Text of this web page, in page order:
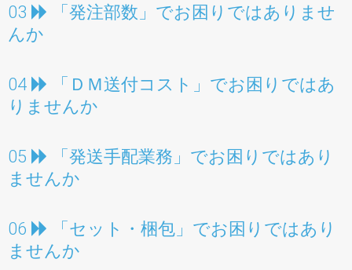
03 「発注部数」 でお困りではありませ
んか
04 「ＤＭ送付コスト」 でお困りではあ
りませんか
05 「発送手配業務」 でお困りではあり
ませんか
06 「セット・梱包」 でお困りではあり
ませんか